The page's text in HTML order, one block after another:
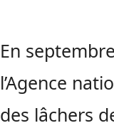
En
l’Agence
des lâchers